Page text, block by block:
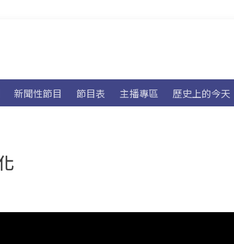
新聞性節目 節目表 主播專區 歷史上的今天